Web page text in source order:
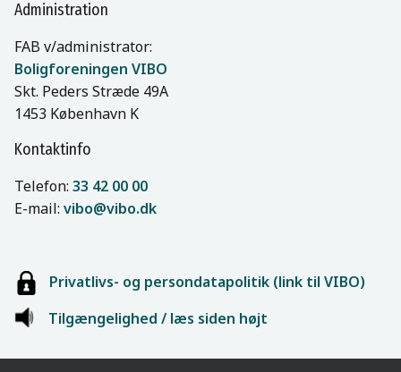
Administration
FAB v/administrator:
Boligforeningen VIBO
Skt. Peders Stræde 49A
1453 København K
Kontaktinfo
Telefon: 33 42 00 00
E-mail: vibo@vibo.dk
Privatlivs- og persondatapolitik (link til VIBO)
Tilgængelighed / læs siden højt